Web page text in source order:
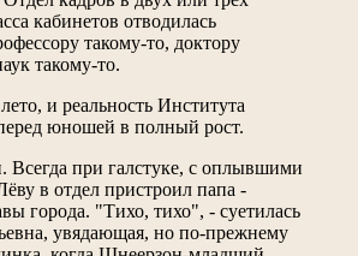
кабинетов отводилась
такому-то, доктору
такому-то.
и реальность Института
юношей в полный рост.
Всегда при галстуке, с оплывшими
в отдел пристроил папа -
города. "Тихо, тихо", - суетилась
увядающая, но по-прежнему